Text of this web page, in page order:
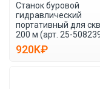
Станок буровой
гидравлический
портативный для
200 м (арт. 25-
920K₽